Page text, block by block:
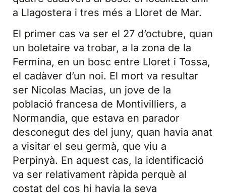
a Llagostera i tres més a Lloret de Mar.
El primer cas va ser el 27 d’octubre, quan
un boletaire va trobar, a la zona de la
Fermina, en un bosc entre Lloret i Tossa,
el cadàver d’un noi. El mort va resultar
ser Nicolas Macias, un jove de la
població francesa de Montivilliers, a
Normandia, que estava en parador
desconegut des del juny, quan havia anat
a visitar el seu germà, que viu a
Perpinyà. En aquest cas, la identificació
va ser relativament ràpida perquè al
costat del cos hi havia la seva